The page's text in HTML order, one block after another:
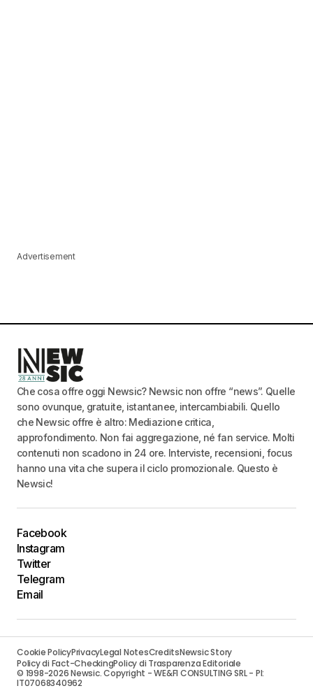
Advertisement
Che cosa offre oggi Newsic? Newsic non offre “news”. Quelle
sono ovunque, gratuite, istantanee, intercambiabili. Quello
che Newsic offre è altro: Mediazione critica,
approfondimento. Non fai aggregazione, né fan service. Molti
contenuti non scadono in 24 ore. Interviste, recensioni, focus
hanno una vita che supera il ciclo promozionale. Questo è
Newsic!
Facebook
Instagram
Twitter
Telegram
Email
Cookie PolicyPrivacyLegal NotesCreditsNewsic Story
Policy di Fact-CheckingPolicy di Trasparenza Editoriale
© 1998-2026 Newsic. Copyright - WE&FI CONSULTING SRL - PI:
IT07068340962